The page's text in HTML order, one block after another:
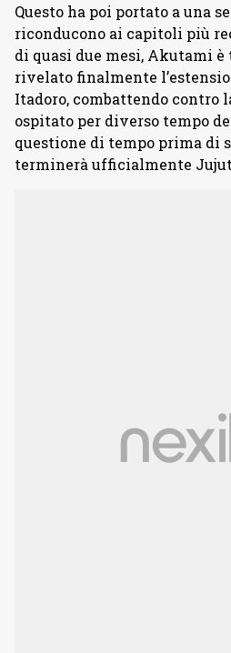
Questo ha poi portato a una
riconducono ai capitoli più
di quasi due mesi, Akutami è
rivelato finalmente
Itadoro, combattendo contro
ospitato per diverso tempo
questione di tempo prima di
terminerà ufficialmente